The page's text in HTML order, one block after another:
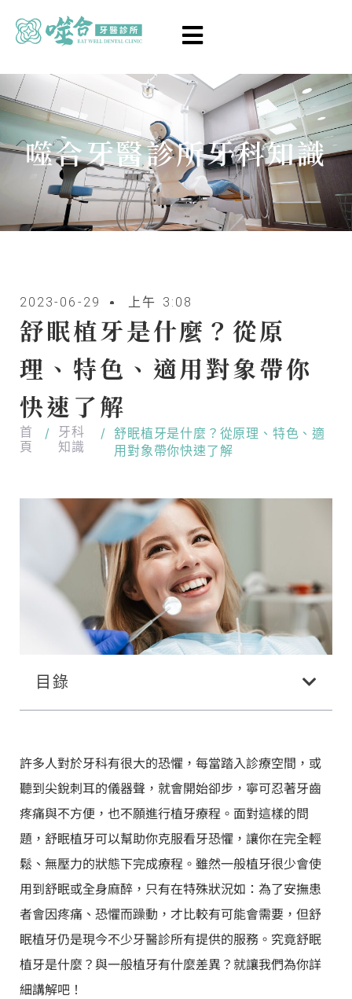
噬合牙醫診所牙科知識
2023-06-29 上午 3:08
舒眠植牙是什麼？從原
理、特色、適用對象帶你
快速了解
首
頁
/
牙科
知識
/ 舒眠植牙是什麼？從原理、特色、適
用對象帶你快速了解
目錄
許多人對於牙科有很大的恐懼，每當踏入診療空間，或
聽到尖銳刺耳的儀器聲，就會開始卻步，寧可忍著牙齒
疼痛與不方便，也不願進行植牙療程。面對這樣的問
題，舒眠植牙可以幫助你克服看牙恐懼，讓你在完全輕
鬆、無壓力的狀態下完成療程。雖然一般植牙很少會使
用到舒眠或全身麻醉，只有在特殊狀況如：為了安撫患
者會因疼痛、恐懼而躁動，才比較有可能會需要，但舒
眠植牙仍是現今不少牙醫診所有提供的服務。究竟舒眠
植牙是什麼？與一般植牙有什麼差異？就讓我們為你詳
細講解吧！